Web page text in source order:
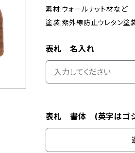
素材:ウォールナット材など
塗装:紫外線防止ウレタン塗
表札 名入れ
表札 書体 (英字はゴシ